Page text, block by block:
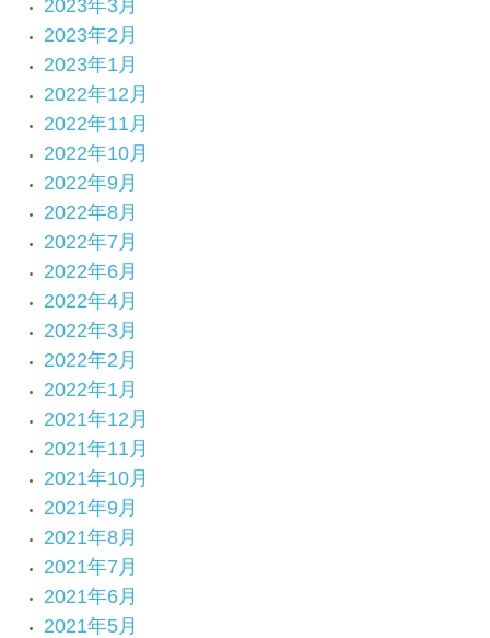
2023年3月
2023年2月
2023年1月
2022年12月
2022年11月
2022年10月
2022年9月
2022年8月
2022年7月
2022年6月
2022年4月
2022年3月
2022年2月
2022年1月
2021年12月
2021年11月
2021年10月
2021年9月
2021年8月
2021年7月
2021年6月
2021年5月